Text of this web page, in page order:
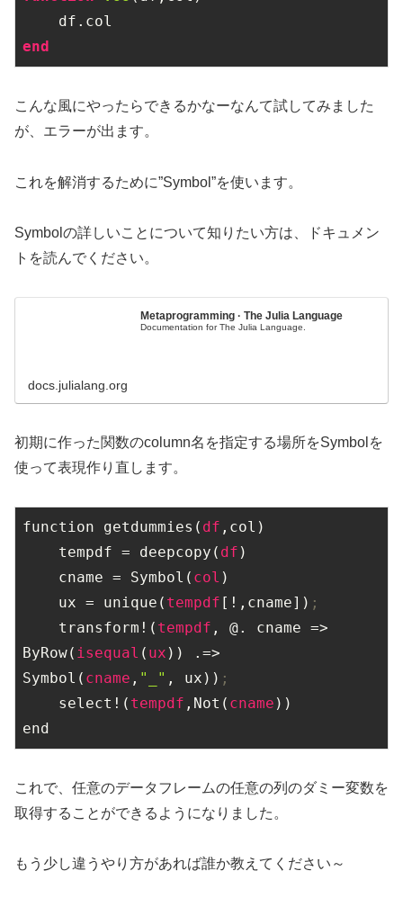
end
こんな風にやったらできるかなーなんて試してみました
が、エラーが出ます。
これを解消するために”Symbol”を使います。
Symbolの詳しいことについて知りたい方は、ドキュメン
トを読んでください。
Metaprogramming · The Julia Language
Documentation for The Julia Language.
docs.julialang.org
初期に作った関数のcolumn名を指定する場所をSymbolを
使って表現作り直します。
function getdummies( df ,col)
    tempdf = deepcopy(
df )
    cname = Symbol(
col )
    ux = unique(
tempdf [!,cname]) ;
    transform!(
tempdf , @. cname =>
ByRow( isequal ( ux )) .=>
Symbol( cname , "_" , ux)) ;
    select!(
tempdf ,Not( cname ))
end
これで、任意のデータフレームの任意の列のダミー変数を
取得することができるようになりました。
もう少し違うやり方があれば誰か教えてください～